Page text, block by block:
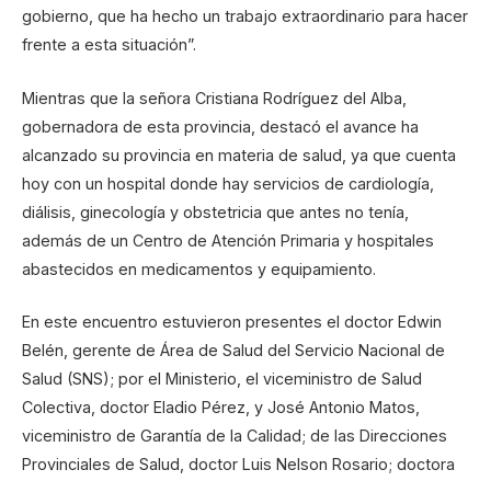
gobierno, que ha hecho un trabajo extraordinario para hacer
frente a esta situación”.
Mientras que la señora Cristiana Rodríguez del Alba,
gobernadora de esta provincia, destacó el avance ha
alcanzado su provincia en materia de salud, ya que cuenta
hoy con un hospital donde hay servicios de cardiología,
diálisis, ginecología y obstetricia que antes no tenía,
además de un Centro de Atención Primaria y hospitales
abastecidos en medicamentos y equipamiento.
En este encuentro estuvieron presentes el doctor Edwin
Belén, gerente de Área de Salud del Servicio Nacional de
Salud (SNS); por el Ministerio, el viceministro de Salud
Colectiva, doctor Eladio Pérez, y José Antonio Matos,
viceministro de Garantía de la Calidad; de las Direcciones
Provinciales de Salud, doctor Luis Nelson Rosario; doctora